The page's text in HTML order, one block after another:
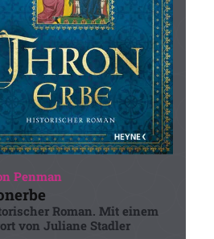
Penman
Roman. Mit einem
von Juliane Stadler